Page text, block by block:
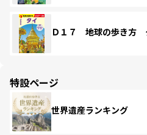
Ｄ１７ 地球の歩き方
特設ページ
世界遺産ランキング